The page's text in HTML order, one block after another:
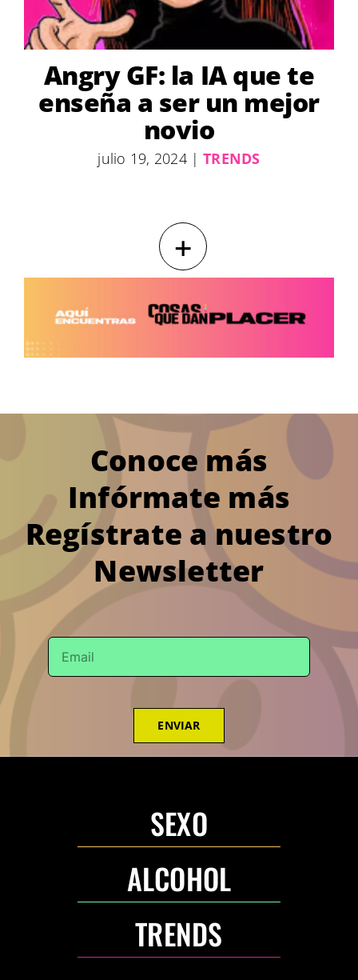
Angry GF: la IA que te
enseña a ser un mejor
novio
julio 19, 2024 | TRENDS
+
Conoce más
Infórmate más
Regístrate a nuestro
Newsletter
ENVIAR
SEXO
ALCOHOL
TRENDS